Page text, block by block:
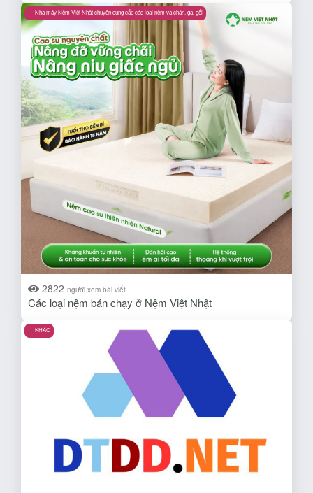
Nhà máy Nệm Việt Nhật chuyên cung cấp các loại nệm và chăn, ga, gối
2822 người xem bài viết
Các loại nệm bán chạy ở Nệm Việt Nhật
KHÁC